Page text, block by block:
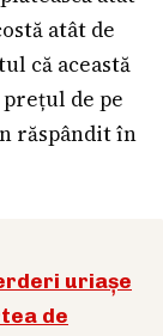
atât de
că această
de pe
răspândit în
uriașe
de